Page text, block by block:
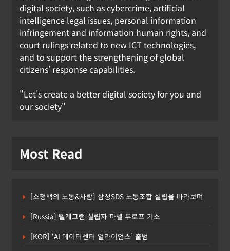
[KOR] 휴대전화 개통 시 안면인증, 6일
부터 시행
강철하 선임기자 2026년 07월 01일
0
digital society, such as cybercrime, artificial
intelligence legal issues, personal information
infringement and information human rights, and
court rulings related to new ICT technologies,
and to support the strengthening of global
citizens’ response capabilities.
"Let's create a better digital society for you and
our society"
Most Read
[소청백의 노동&사람] 삼성SDS 노동조합 설립을 바라보며
[Russia] 텔레그램 설립자 파벨 두로프 기소
[KOR] ‘AI 데이터센터 얼라이언스’ 출범